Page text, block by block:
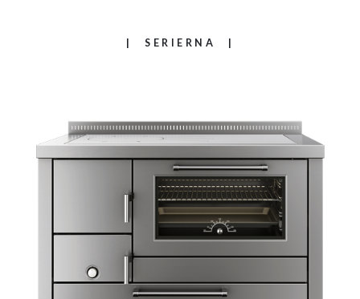
MEDIA
BEGRÄNSAD ACCESS
SERIERNA